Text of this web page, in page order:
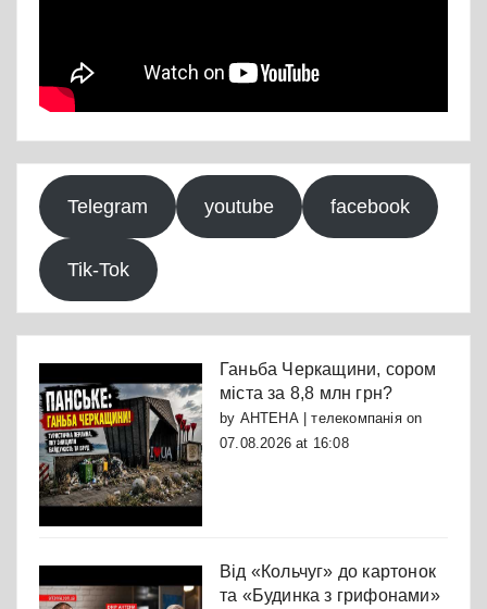
Telegram youtube facebook
Tik-Tok
Ганьба Черкащини, сором
міста за 8,8 млн грн?
by АНТЕНА | телекомпаніяon
07.08.2026 at 16:08
Від «Кольчуг» до картонок
та «Будинка з грифонами»